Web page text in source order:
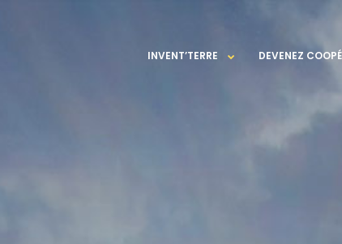
INVENT’TERRE DEVENEZ